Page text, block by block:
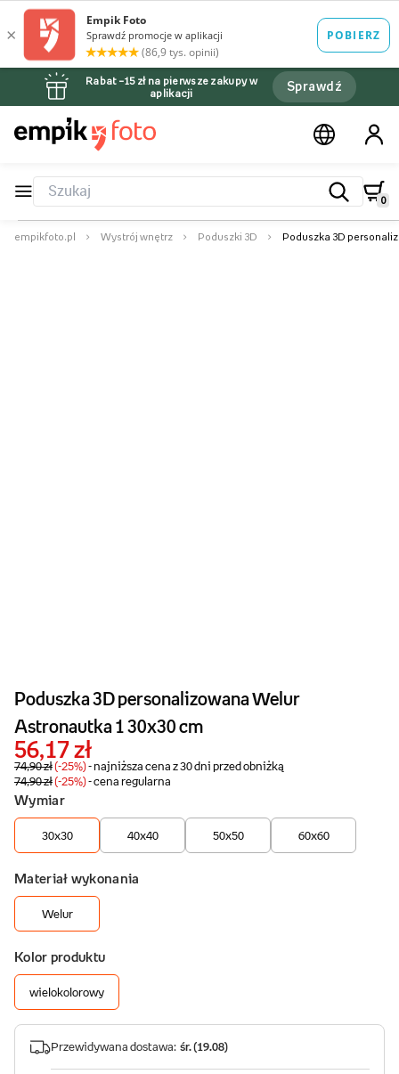
Rabat –15 zł na pierwsze zakupy w
aplikacji
Sprawdź
0
empikfoto.pl Wystrój wnętrz Poduszki 3D Poduszka 3D